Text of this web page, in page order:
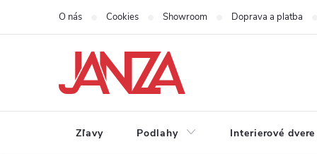
Prejsť na obsah
O nás Cookies Showroom Doprava a platba
Zľavy Podlahy Interierové dvere